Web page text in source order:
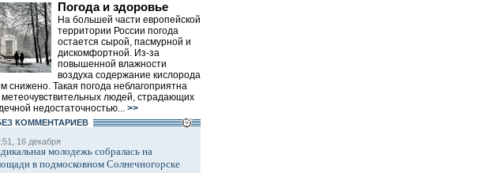
Погода и здоровье
На большей части европейской
территории России погода
остается сырой, пасмурной и
дискомфортной. Из-за
повышенной влажности
воздуха содержание кислорода
снижено. Такая погода неблагоприятна
людей, страдающих
недостаточностью... >>
КОМMЕНТАРИЕВ
16 декабря
молодежь собралась на
в подмосковном Солнечногорске